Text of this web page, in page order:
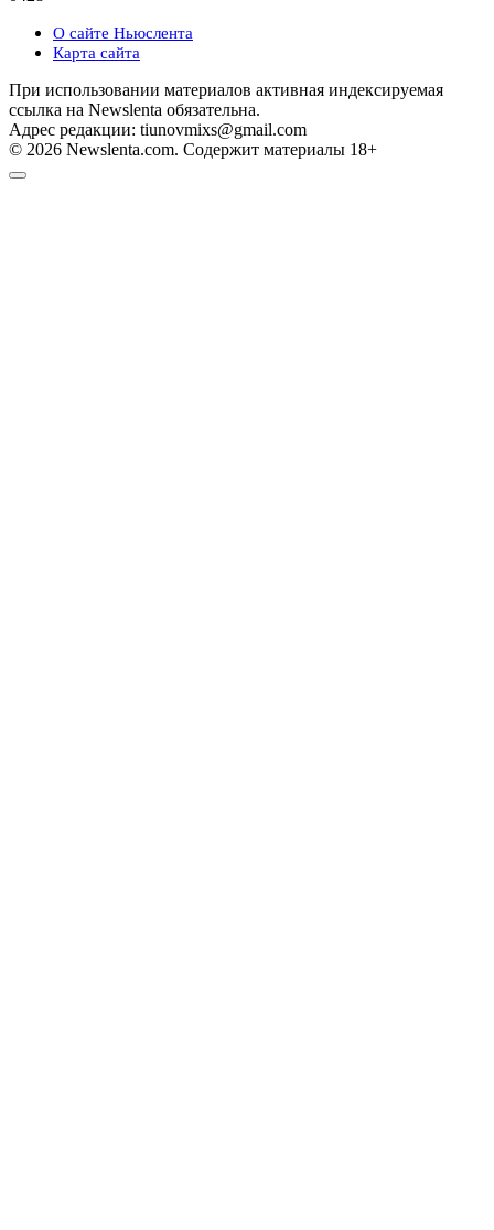
О сайте Ньюслента
Карта сайта
При использовании материалов активная индексируемая
ссылка на Newslenta обязательна.
Адрес редакции: tiunovmixs@gmail.com
© 2026 Newslenta.com. Содержит материалы 18+